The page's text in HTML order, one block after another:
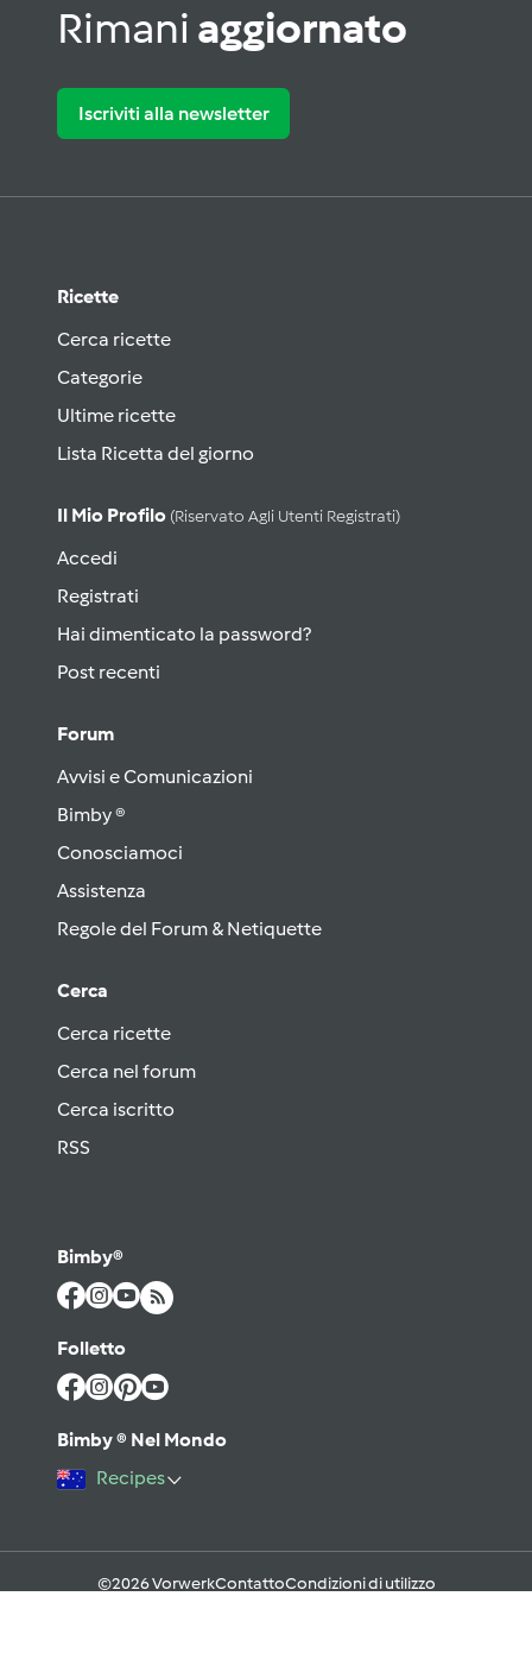
Rimani aggiornato
Iscriviti alla newsletter
Ricette
Cerca ricette
Categorie
Ultime ricette
Lista Ricetta del giorno
Il Mio Profilo (riservato Agli Utenti Registrati)
Accedi
Registrati
Hai dimenticato la password?
Post recenti
Forum
Avvisi e Comunicazioni
Bimby ®
Conosciamoci
Assistenza
Regole del Forum & Netiquette
Cerca
Cerca ricette
Cerca nel forum
Cerca iscritto
RSS
Bimby®
Folletto
Bimby ® Nel Mondo
Recipes
©2026 VorwerkContattoCondizioni di utilizzo